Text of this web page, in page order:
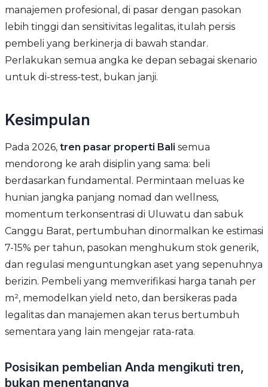
manajemen profesional, di pasar dengan pasokan
lebih tinggi dan sensitivitas legalitas, itulah persis
pembeli yang berkinerja di bawah standar.
Perlakukan semua angka ke depan sebagai skenario
untuk di-stress-test, bukan janji.
Kesimpulan
Pada 2026, tren pasar properti Bali semua
mendorong ke arah disiplin yang sama: beli
berdasarkan fundamental. Permintaan meluas ke
hunian jangka panjang nomad dan wellness,
momentum terkonsentrasi di Uluwatu dan sabuk
Canggu Barat, pertumbuhan dinormalkan ke estimasi
7-15% per tahun, pasokan menghukum stok generik,
dan regulasi menguntungkan aset yang sepenuhnya
berizin. Pembeli yang memverifikasi harga tanah per
m², memodelkan yield neto, dan bersikeras pada
legalitas dan manajemen akan terus bertumbuh
sementara yang lain mengejar rata-rata.
Posisikan pembelian Anda mengikuti tren,
bukan menentangnya